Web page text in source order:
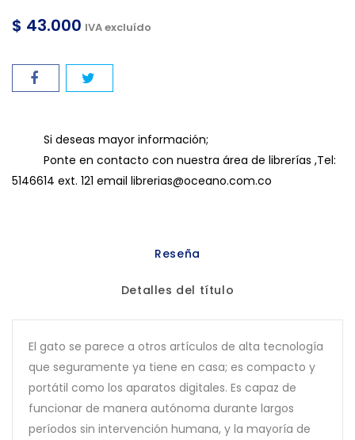
$ 43.000 IVA excluído
Si deseas mayor información;
Ponte en contacto con nuestra área de librerías ,Tel:
5146614 ext. 121 email librerias@oceano.com.co
Reseña
Detalles del título
El gato se parece a otros artículos de alta tecnología
que seguramente ya tiene en casa; es compacto y
portátil como los aparatos digitales. Es capaz de
funcionar de manera autónoma durante largos
períodos sin intervención humana, y la mayoría de